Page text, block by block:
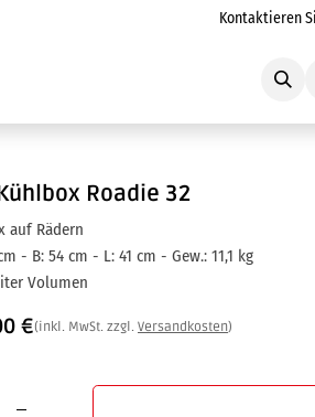
Kontaktieren
Roadie 32
auf Rädern
- B: 54 cm - L: 41 cm - Gew.: 11,1 kg
Volumen
€(inkl. MwSt. zzgl. Versandkosten)